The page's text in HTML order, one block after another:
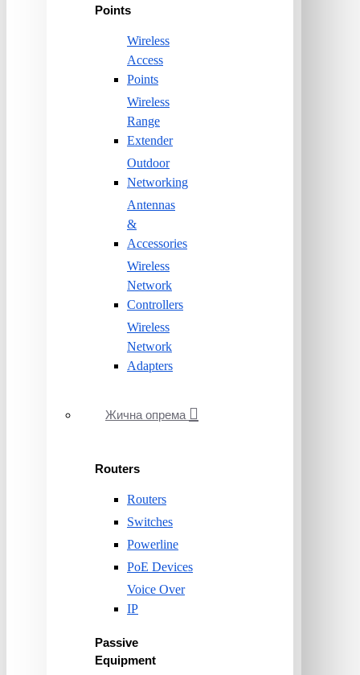
Points
Wireless
Access
Points
Wireless
Range
Extender
Outdoor
Networking
Antennas
&
Accessories
Wireless
Network
Controllers
Wireless
Network
Adapters
Жична опрема
Routers
Routers
Switches
Powerline
PoE Devices
Voice Over
IP
Passive
Equipment